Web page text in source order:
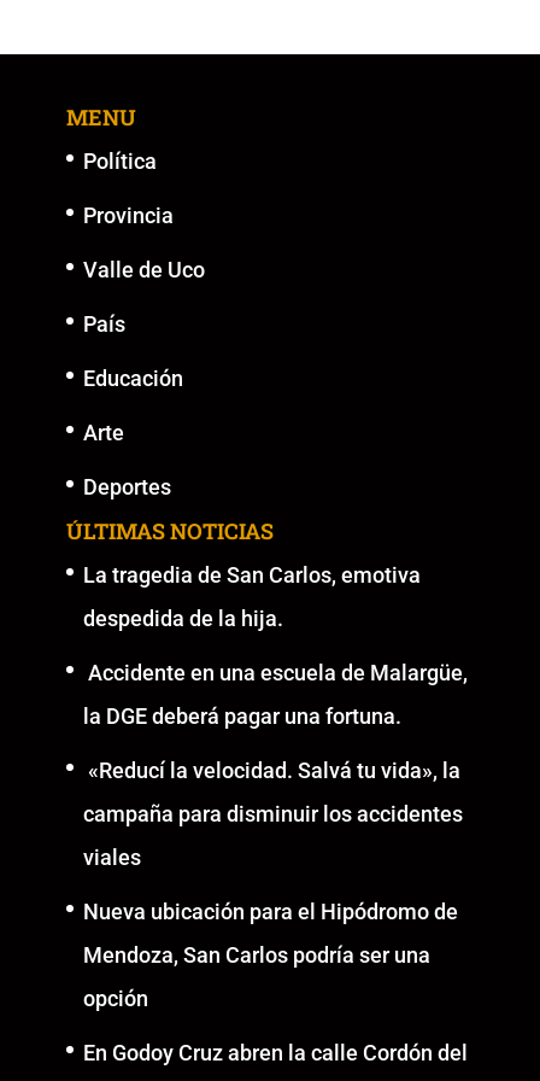
MENU
Política
Provincia
Valle de Uco
País
Educación
Arte
Deportes
ÚLTIMAS NOTICIAS
La tragedia de San Carlos, emotiva
despedida de la hija.
Accidente en una escuela de Malargüe,
la DGE deberá pagar una fortuna.
«Reducí la velocidad. Salvá tu vida», la
campaña para disminuir los accidentes
viales
Nueva ubicación para el Hipódromo de
Mendoza, San Carlos podría ser una
opción
En Godoy Cruz abren la calle Cordón del